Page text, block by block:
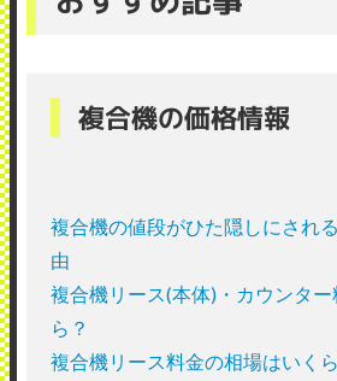
複合機の価格情報
複合機の値段がひた隠しにされ
由
複合機リース(本体)・カウンター
ら？
複合機リース料金の相場はいく